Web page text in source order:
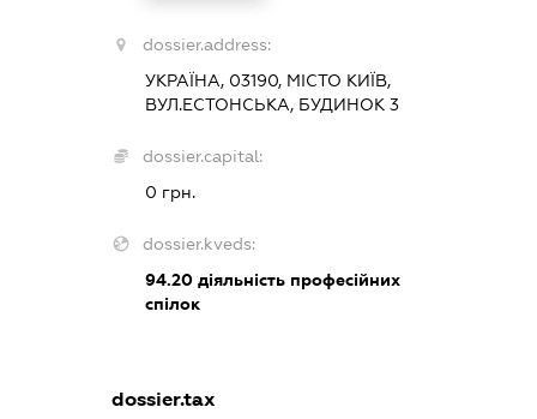
dossier.address:
УКРАЇНА, 03190, МІСТО КИЇВ,
ВУЛ.ЕСТОНСЬКА, БУДИНОК 3
dossier.capital:
0 грн.
dossier.kveds:
94.20 діяльність професійних
спілок
dossier.tax